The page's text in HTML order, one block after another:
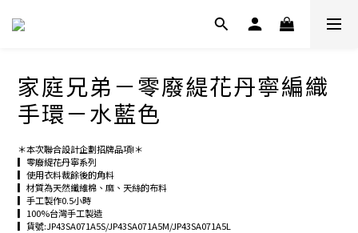
家庭兄弟－零廢緹花丹寧編織
手環－水藍色
＊本次聯合設計企劃招牌品項!＊
▎零廢緹花丹寧系列
▎使用衣料裁餘後的角料
▎材質為天然纖維棉、麻、天絲的布料
▎手工製作0.5小時
▎100%台灣手工製造
▎貨號:JP43SA071A5S/JP43SA071A5M/JP43SA071A5L